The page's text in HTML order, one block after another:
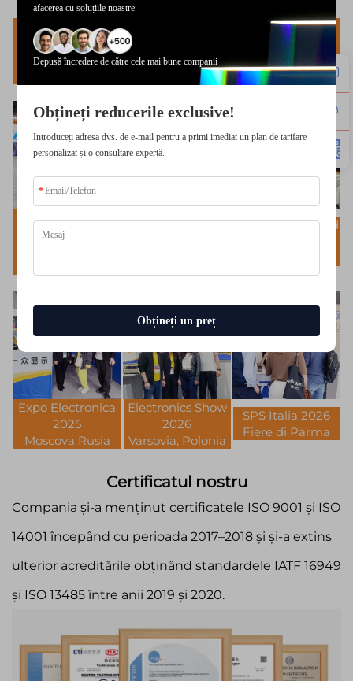
Embedded World
2024
Nürnberg,
Embedded World
Shanghai China
Embedded World
2025
Anaheim,
California
Embedded World
2025
Embedded World
Embedded World
Expo Electronica
2025
Moscova Rusia
Electronics Show
2026
Varșovia, Polonia
SPS Italia 2026
Fiere di Parma
Certificatul nostru
Compania și-a menținut certificatele ISO 9001 și ISO
14001 începând cu perioada 2017–2018 și și-a extins
ulterior acreditările obținând standardele IATF 16949
și ISO 13485 între anii 2019 și 2020.
afacerea cu soluțiile noastre.
Depusă încredere de către cele mai bune companii
Obțineți reducerile exclusive!
Introduceți adresa dvs. de e-mail pentru a primi imediat un plan de tarifare
personalizat și o consultare expertă.
Obțineți un preț